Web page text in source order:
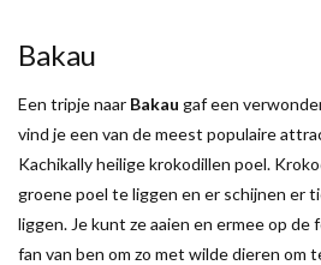
Bakau
Een tripje naar Bakau gaf een
vind je een van de meest populaire
Kachikally heilige krokodillen poel.
groene poel te liggen en er schijnen er
liggen. Je kunt ze aaien en ermee op
fan van ben om zo met wilde dieren om